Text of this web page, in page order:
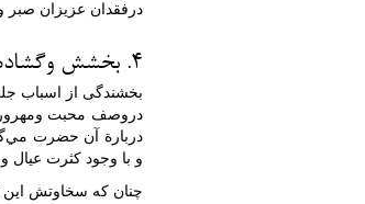
درفقدان عزیزان صبر
4. بخشش وگشاده دستی امام ـ عليه السّلام ـ
بخشندگی از اسباب
دروصف محبت
دربارة آن حضرت
و با وجود كثرت
چنان که سخاوتش